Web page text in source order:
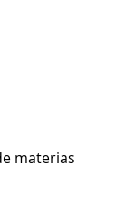
materias